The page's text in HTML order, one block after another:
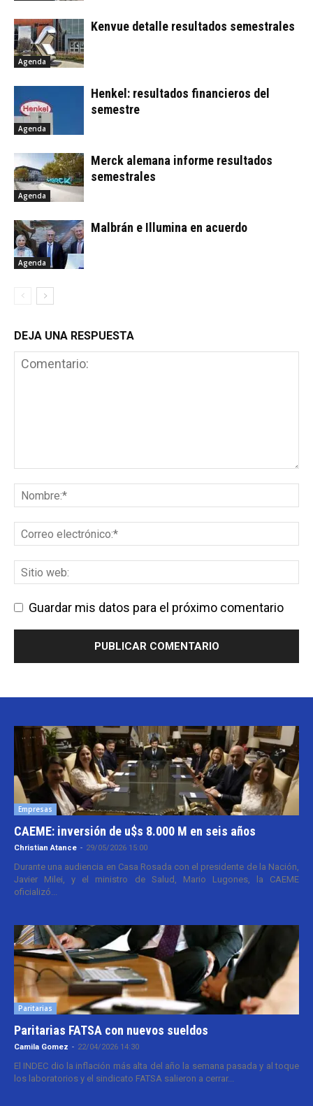
Agenda
Kenvue detalle resultados semestrales
Agenda
Henkel: resultados financieros del
semestre
Agenda
Merck alemana informe resultados
semestrales
Agenda
Malbrán e Illumina en acuerdo
DEJA UNA RESPUESTA
Guardar mis datos para el próximo comentario
Empresas
CAEME: inversión de u$s 8.000 M en seis años
Christian Atance - 29/05/2026 15:00
Durante una audiencia en Casa Rosada con el presidente de la Nación,
Javier Milei, y el ministro de Salud, Mario Lugones, la CAEME
oficializó...
Paritarias
Paritarias FATSA con nuevos sueldos
Camila Gomez - 22/04/2026 14:30
El INDEC dio la inflación más alta del año la semana pasada y al toque
los laboratorios y el sindicato FATSA salieron a cerrar...